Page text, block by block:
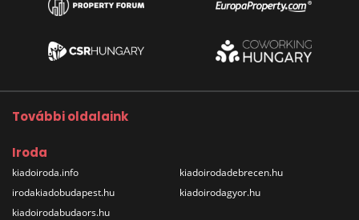
További oldalaink
Iroda
kiadoiroda.info
irodakiadobudapest.hu
kiadoirodabudaors.hu
kiadoirodadebrecen.hu
kiadoirodagyor.hu